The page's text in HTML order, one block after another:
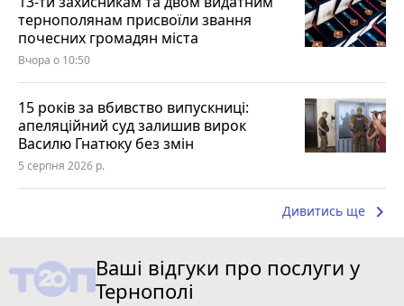
тернополянам присвоїли звання
почесних громадян міста
Вчора о 10:50
15 років за вбивство випускниці:
апеляційний суд залишив вирок
Василю Гнатюку без змін
5 серпня 2026 р.
Дивитись ще keyboard_arrow_right
Ваші відгуки про послуги у
Тернополі